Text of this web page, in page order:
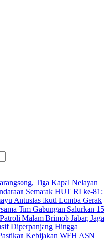
Tiga Kapal Nelayan
Semarak HUT RI ke-81:
Antusias Ikuti Lomba Gerak
Tim Gabungan Salurkan 15
Patroli Malam Brimob Jabar, Jaga
Diperpanjang Hingga
Kebijakan WFH ASN